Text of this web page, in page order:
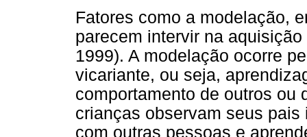
Fatores como a modelação,
parecem intervir na
1999). A modelação ocorre
vicariante, ou seja,
comportamento de outros ou
crianças observam seus
com outras pessoas e